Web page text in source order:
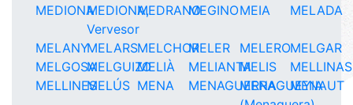
MEDIONAMEDIONA,
Vervesor
MEDRANOMEGINOMEIA MELADA
MELANYMELARSMELCHORMELER MELEROMELGAR
MELGOSAMELGUIZOMELIÀ MELIANTAMELIS
MELLINAS
MELLINESMELÚS MENA MENAGUERRAMENAGUEYIA
MENAUT